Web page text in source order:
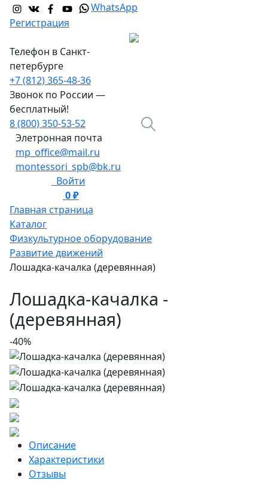
WhatsApp
Регистрация
Телефон в Санкт-
петербурге
+7 (812) 365-48-36
Звонок по России —
бесплатный!
8 (800) 350-53-52
Элетронная почта
mp_office@mail.ru
montessori_spb@bk.ru
Войти
0 ₽
Главная страница
Каталог
Физкультурное оборудование
Развитие движений
Лошадка-качалка (деревянная)
Лошадка-качалка ­
(деревянная)
-40%
Описание
Характеристики
Отзывы